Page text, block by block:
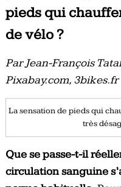
pieds qui
de vélo ?
Par Jean-François
Pixabay.com, 3bikes.fr
La sensation de pieds qui
très
Que se passe-t-il
circulation sanguine